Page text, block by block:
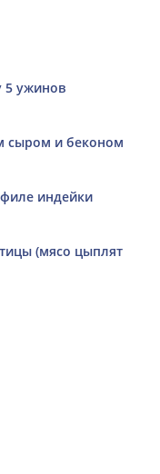
5 ужинов
сыром и беконом
индейки
(мясо цыплят